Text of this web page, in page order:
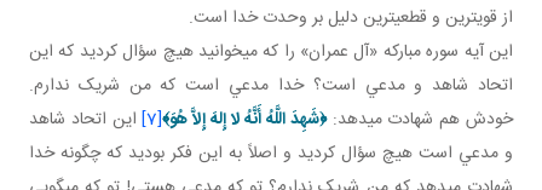
از قوي ترين و قطعي ترين دليل بر وحدت خدا است.
اين آيه سوره مبارکه «آل عمران» را که مي خوانيد هيچ سؤال کرديد که اين
اتحاد شاهد و مدعي است؟ خدا مدعي است که من شريک ندارم.
خودش هم شهادت مي دهد:﴿شَهِدَ اللَّهُ أَنَّهُ لا إِلهَ إِلاَّ هُوَ﴾[7] اين اتحاد شاهد
و مدعي است هيچ سؤال کرديد و اصلاً به اين فکر بوديد که چگونه خدا